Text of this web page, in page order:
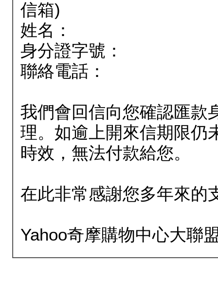
信箱)
姓名：
身分證字號：
聯絡電話：
我們會回信向您確認匯款
理。如逾上開來信期限仍
時效，無法付款給您。
在此非常感謝您多年來的
Yahoo奇摩購物中心大